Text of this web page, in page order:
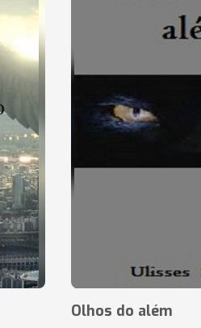
Olhos do além